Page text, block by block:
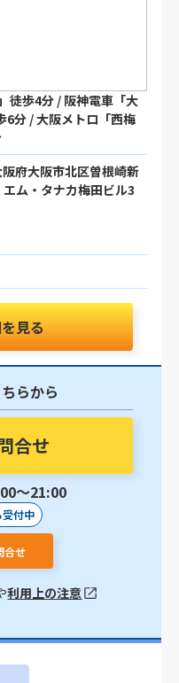
徒歩4分 / 阪神電車「大
6分 / 大阪メトロ「西梅
府大阪市北区曽根崎新
ム・タナカ梅田ビル3
見る
らから
合せ
〜21:00
付中
合せ
利用上の注意